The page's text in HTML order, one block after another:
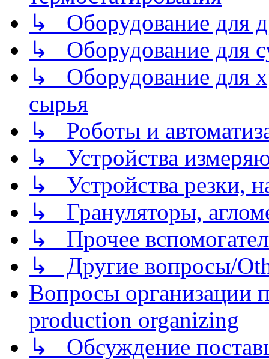
↳ Оборудование для
↳ Оборудование для
↳ Оборудование для
сырья
↳ Роботы и
↳ Устройства
↳ Устройства резки,
↳ Грануляторы,
↳ Прочее
↳ Другие вопросы/
Вопросы организации
production organizing
↳ Обсуждение